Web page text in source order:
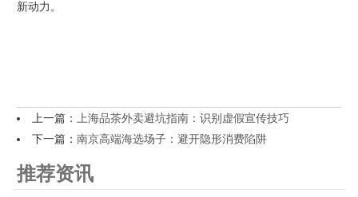
新动力。
上一篇： 上海品茶外卖避坑指南：识别虚假宣传技巧
下一篇： 南京高端海选场子：避开隐形消费陷阱
推荐资讯